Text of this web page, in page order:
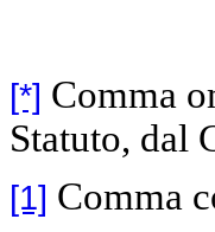
[*] Comma
Statuto, dal
[1] Comma